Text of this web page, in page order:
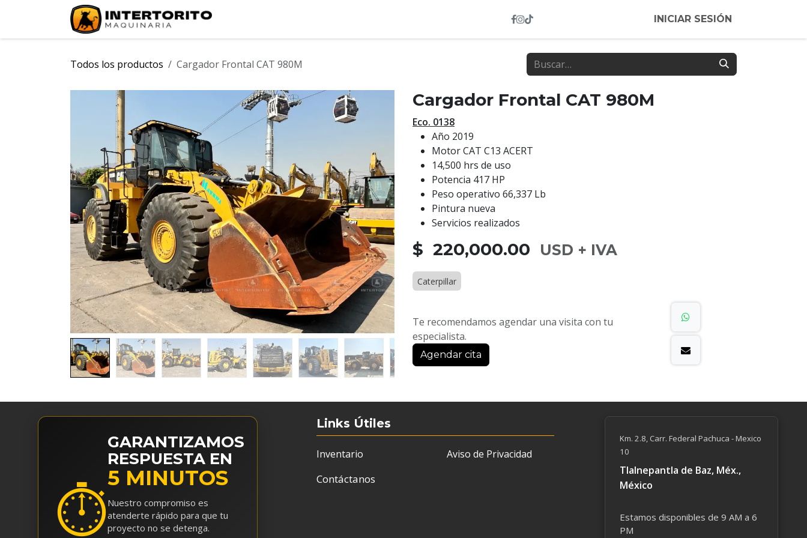
INICIAR SESIÓN
Todos los productos Cargador Frontal CAT 980M
Cargador Frontal CAT 980M
Eco. 0138
Año 2019
Motor CAT C13 ACERT
14,500 hrs de uso
Potencia 417 HP
Peso operativo 66,337 Lb
Pintura nueva
Servicios realizados
$ 220,000.00 USD + IVA
Caterpillar
Te recomendamos agendar una visita con tu
especialista.
Agendar cita
⏱
GARANTIZAMOS
RESPUESTA EN
5 MINUTOS
Nuestro compromiso es
atenderte rápido para que tu
proyecto no se detenga.
Links Útiles
Inventario
Contáctanos
Aviso de Privacidad
Km. 2.8, Carr. Federal Pachuca - Mexico
10
Tlalnepantla de Baz, Méx.,
México
Estamos disponibles de 9 AM a 6
PM